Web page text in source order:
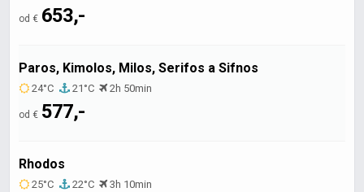
od € 653,-
Paros, Kimolos, Milos, Serifos a Sifnos
24°C 21°C 2h 50min
od € 577,-
Rhodos
25°C 22°C 3h 10min